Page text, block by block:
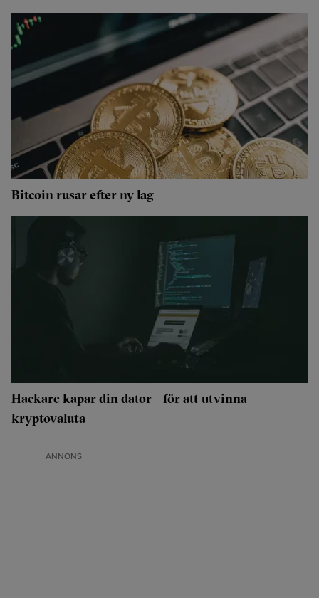
Bitcoin rusar efter ny lag
Hackare kapar din dator – för att utvinna
kryptovaluta
ANNONS